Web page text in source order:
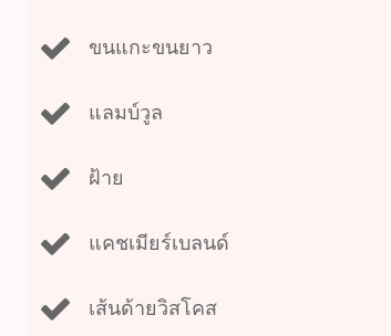
ขนแกะขนยาว
แลมบ์วูล
ฝ้าย
แคชเมียร์เบลนด์
เส้นด้ายวิสโคส